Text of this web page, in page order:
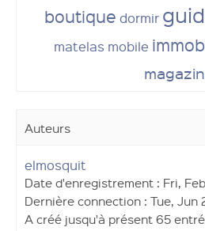
boutique dormir
matelas mobile
Auteurs
elmosquit
Date d'enregistrement : Fri, Feb
Dernière connection : Tue, Jun
A créé jusqu'à présent 65